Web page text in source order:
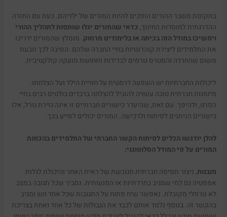
בתקופת משבר ההורים הופכים להיות המורים של ילדיהם. כעת עם החזרה
ההדרגתית למוסדות החינוך, כדאי שהמורים יגלו שותפות לתהליך ההורי
וימשיכו במודל הזה בכיתה או בלימודים מרחוק. מומלץ שהמורים ידריכו
את התלמידים ליצירת קוהרנטיות בחיי החברה שלהם. הסיבה לכך נובעת
משום שהחרדה והסטרס גורמים לבדידות ותחושת מועקה קולקטיבית.
ליכולות החברתיות יש השפעה דרמטית על חוויית הילד ועל הצלחתו.
מיומנות חברתית טובה עשויה להוביל להצלחה ברבדים בולטים רבים בחיי
הפרט, ולהיפך. עם זאת, שהיעדר כישורים חברתיים זו אינה גזירת גורל, אלו
כישורים הניתנים לפיתוח ולרכישה. המורים יכולים לסייע בכך.
להלן יודגשו הכלים לפיתוח הקשר החברתי של התלמידים בהכוונת
המורים על פי המודל הסלוטוגני:
מובנות, ניצור תפיסה חברתית מגובשת של ראית האחר והיכולת לגלות
אמפטיה גם למי שמגיב בחרדתיות או המנעותית. נסביר שכל תגובה במצב
לא נורמלי מקובלת. נאפשר שיח פתוח על התגובות שכל אחד חש ומגיב
בהקשר זה. בנוסף נלמד אותם לכבד את הגבולות של כל אחד ואחת בצריכת